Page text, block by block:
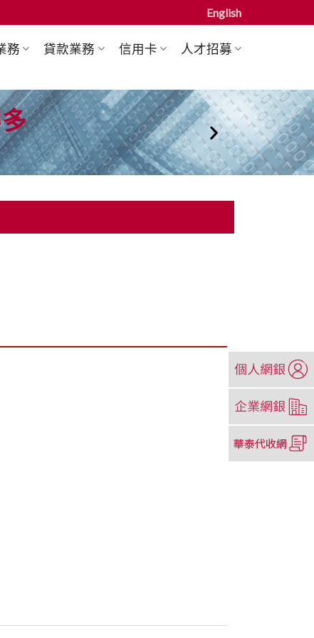
English
務 貸款業務 信用卡 人才招募
開
新
視
窗）
開
新
視
窗）
開